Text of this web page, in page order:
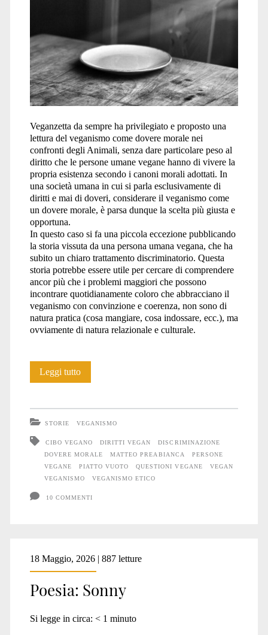
Veganzetta da sempre ha privilegiato e proposto una
lettura del veganismo come dovere morale nei
confronti degli Animali, senza dare particolare peso al
diritto che le persone umane vegane hanno di vivere la
propria esistenza secondo i canoni morali adottati. In
una società umana in cui si parla esclusivamente di
diritti e mai di doveri, considerare il veganismo come
un dovere morale, è parsa dunque la scelta più giusta e
opportuna.
In questo caso si fa una piccola eccezione pubblicando
la storia vissuta da una persona umana vegana, che ha
subito un chiaro trattamento discriminatorio. Questa
storia potrebbe essere utile per cercare di comprendere
ancor più che i problemi maggiori che possono
incontrare quotidianamente coloro che abbracciano il
veganismo con convinzione e coerenza, non sono di
natura pratica (cosa mangiare, cosa indossare, ecc.), ma
ovviamente di natura relazionale e culturale.
Leggi tuttoIl
STORIE VEGANISMO
CIBO VEGANO DIRITTI VEGAN
DISCRIMINAZIONE
DOVERE MORALE
MATTEO PREABIANCA
PERSONE
VEGANE
PIATTO VUOTO QUESTIONI VEGANE
VEGAN
VEGANISMO
VEGANISMO ETICO
10 COMMENTI
18 Maggio, 2026 | 887 letture
Poesia: Sonny
Si legge in circa: < 1 minuto